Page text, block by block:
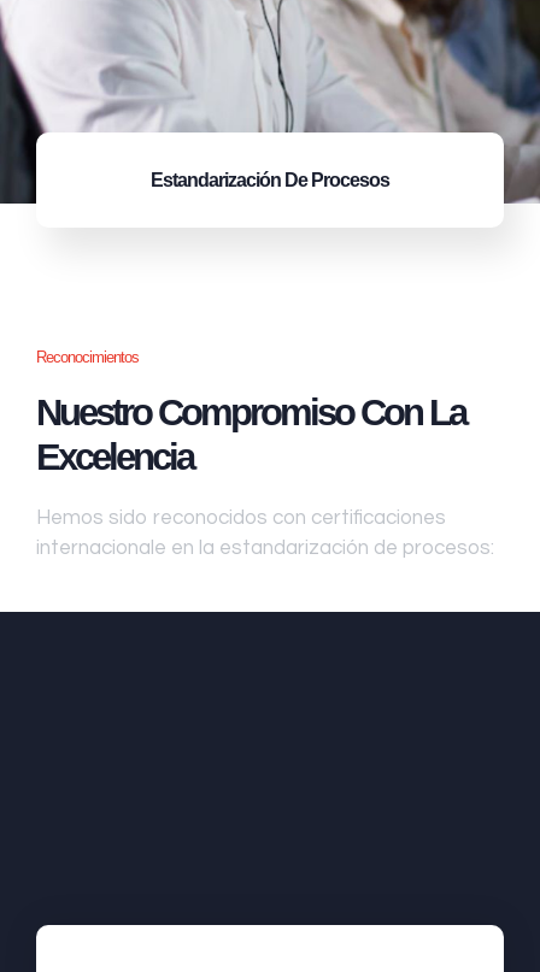
Estandarización De Procesos
Reconocimientos
Nuestro Compromiso Con La
Excelencia
Hemos sido reconocidos con certificaciones
internacionale en la estandarización de procesos: